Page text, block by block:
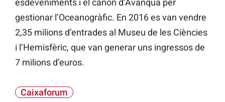
esdeveniments i el cànon d’Avanqua per
gestionar l’Oceanogràfic. En 2016 es van vendre
2,35 milions d’entrades al Museu de les Ciències
i l’Hemisfèric, que van generar uns ingressos de
7 milions d’euros.
Caixaforum